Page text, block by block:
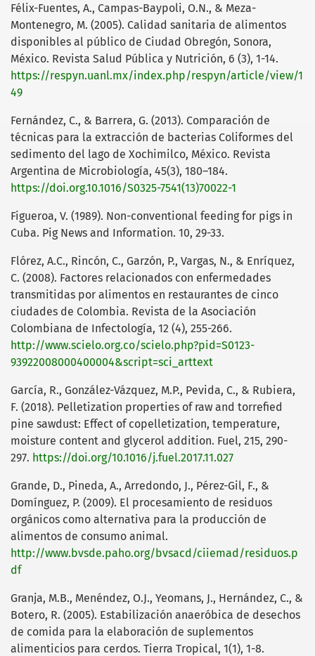
Félix-Fuentes, A., Campas-Baypoli, O.N., & Meza-
Montenegro, M. (2005). Calidad sanitaria de alimentos
disponibles al público de Ciudad Obregón, Sonora,
México. Revista Salud Pública y Nutrición, 6 (3), 1-14.
https://respyn.uanl.mx/index.php/respyn/article/view/1
49
Fernández, C., & Barrera, G. (2013). Comparación de
técnicas para la extracción de bacterias Coliformes del
sedimento del lago de Xochimilco, México. Revista
Argentina de Microbiología, 45(3), 180–184.
https://doi.org.10.1016/S0325-7541(13)70022-1
Figueroa, V. (1989). Non-conventional feeding for pigs in
Cuba. Pig News and Information. 10, 29-33.
Flórez, A.C., Rincón, C., Garzón, P., Vargas, N., & Enríquez,
C. (2008). Factores relacionados con enfermedades
transmitidas por alimentos en restaurantes de cinco
ciudades de Colombia. Revista de la Asociación
Colombiana de Infectología, 12 (4), 255-266.
http://www.scielo.org.co/scielo.php?pid=S0123-
93922008000400004&script=sci_arttext
García, R., González-Vázquez, M.P., Pevida, C., & Rubiera,
F. (2018). Pelletization properties of raw and torrefied
pine sawdust: Effect of copelletization, temperature,
moisture content and glycerol addition. Fuel, 215, 290-
297. https://doi.org/10.1016/j.fuel.2017.11.027
Grande, D., Pineda, A., Arredondo, J., Pérez-Gil, F., &
Domínguez, P. (2009). El procesamiento de residuos
orgánicos como alternativa para la producción de
alimentos de consumo animal.
http://www.bvsde.paho.org/bvsacd/ciiemad/residuos.p
df
Granja, M.B., Menéndez, O.J., Yeomans, J., Hernández, C., &
Botero, R. (2005). Estabilización anaeróbica de desechos
de comida para la elaboración de suplementos
alimenticios para cerdos. Tierra Tropical, 1(1), 1-8.